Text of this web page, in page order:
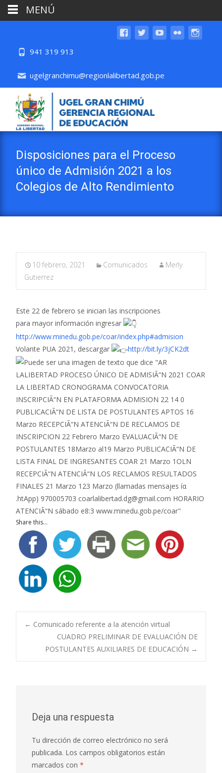
941 319 913
ugelgranchimu@regionlalibertad.gob.pe
Disposiciones para el Proceso
único de Admisión 2021 a los
Colegios de Alto Rendimiento
10 febrero, 2021 Comunicados
Merly
Gutierrez
Este 22 de febrero se inician las inscripciones
para mayor información ingresar
http://www.minedu.gob.pe/coar/index.php#admision
Volante PUA 2021, descargar
http://bit.ly/3jCK2dt
Share this...
Navegación
de
← Comunicado referente a la atención virtual
CUADRO PRELIMINAR DE EVALUACIÓN DE
POSTULANTES AUXILIARES DE EDUCACIÓN →
Deja una respuesta
Tu dirección de correo electrónico no será
publicada. Los campos obligatorios están
marcados con *
MENÚ